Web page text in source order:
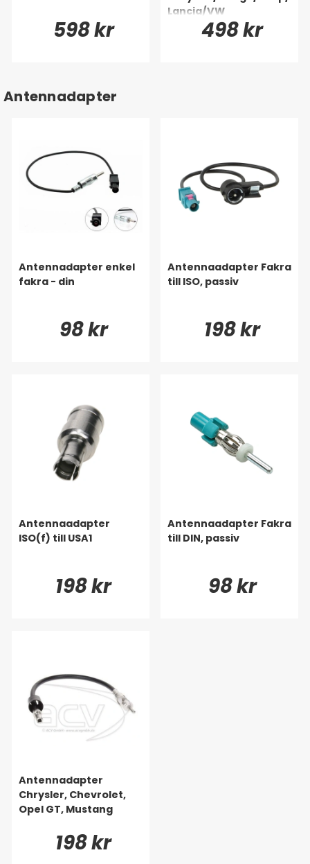
598 kr
Lancia/VW
498 kr
Antennadapter
Antennadapter enkel
fakra - din
98 kr
Antennaadapter Fakra
till ISO, passiv
198 kr
Antennaadapter
ISO(f) till USA1
198 kr
Antennaadapter Fakra
till DIN, passiv
98 kr
Antennadapter
Chrysler, Chevrolet,
Opel GT, Mustang
198 kr